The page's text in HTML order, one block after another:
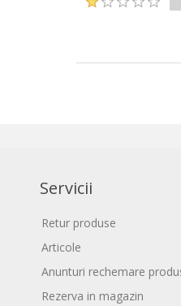
Servicii
Retur produse
Articole
Anunturi rechemare
Rezerva in magazin